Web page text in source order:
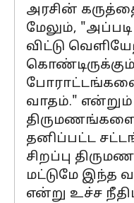
அரசின்
மேலும்,
விட்டு
கொண்டிருக்கும்
வாதம்."
திருமணங்களை
தனிப்பட்ட
சிறப்பு
மட்டுமே இந்த
என்று உச்ச